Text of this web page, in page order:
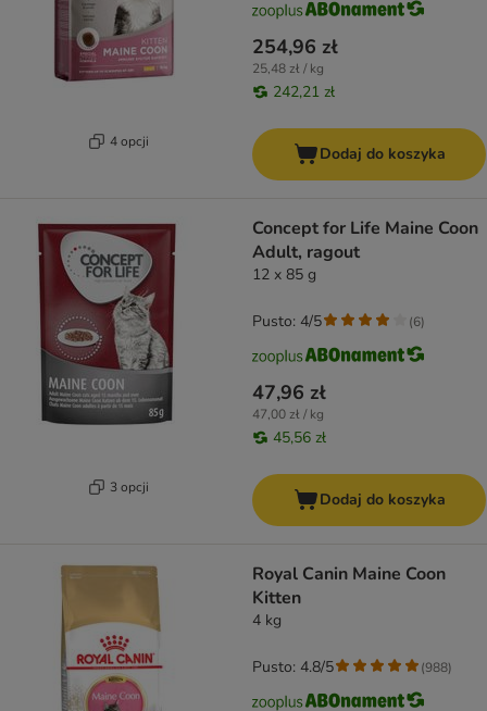
4 opcji
254,96 zł
25,48 zł / kg
242,21 zł
Dodaj do koszyka
3 opcji
Concept for Life Maine Coon
Adult, ragout
12 x 85 g
47,96 zł
47,00 zł / kg
45,56 zł
Pusto: 4/5 (6)
Dodaj do koszyka
Royal Canin Maine Coon
Kitten
4 kg
Pusto: 4.8/5 (988)